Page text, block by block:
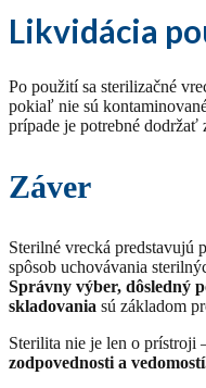
Likvidácia
Po použití sa sterilizačné
pokiaľ nie sú
prípade je potrebné dodržať
Záver
Sterilné vrecká
spôsob uchovávania
Správny výber, dôsledný
skladovania sú základom
Sterilita nie je len o prístroji
zodpovednosti a